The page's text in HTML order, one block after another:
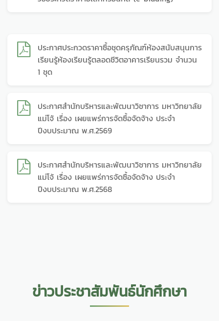
ประกาศประกวดราคาซื้อชุดครุภัณฑ์ห้องสนับสนุนการ
เรียนรู้ห้องเรียนรู้ตลอดชีวิตอาคารเรียนรวม จำนวน
1 ชุด
ประกาศสำนักบริหารและพัฒนาวิชาการ มหาวิทยาลัย
แม่โจ้ เรื่อง เผยแพร่การจัดซื้อจัดจ้าง ประจำ
ปีงบประมาณ พ.ศ.2569
ประกาศสำนักบริหารและพัฒนาวิชาการ มหาวิทยาลัย
แม่โจ้ เรื่อง เผยแพร่การจัดซื้อจัดจ้าง ประจำ
ปีงบประมาณ พ.ศ.2568
ข่าวประชาสัมพันธ์นักศึกษา